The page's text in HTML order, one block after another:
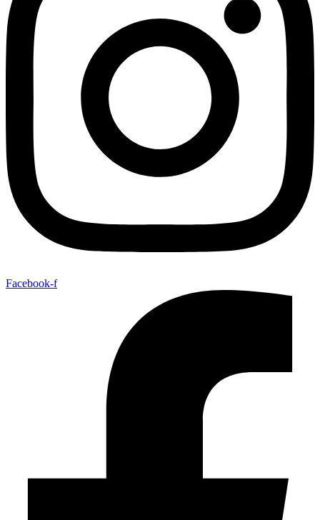
Facebook-f